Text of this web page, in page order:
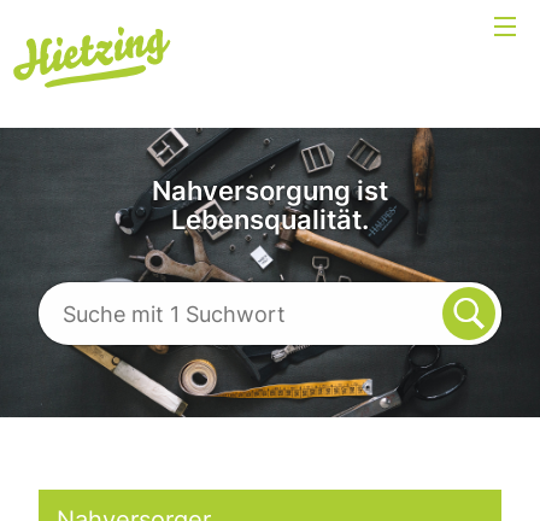
Nahversorgung ist
Lebensqualität.